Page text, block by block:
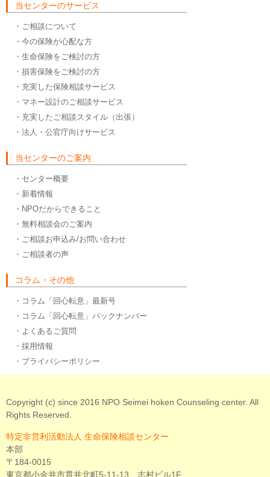
当センターのサービス
・ご相談について
・今の保険が心配な方
・生命保険をご検討の方
・損害保険をご検討の方
・充実した保険相談サービス
・マネー設計のご相談サービス
・充実したご相談スタイル（出張）
・法人・公官庁向けサービス
当センターのご案内
・センター概要
・新着情報
・NPOだからできること
・無料相談会のご案内
・ご相談お申込み/お問い合わせ
・ご相談者の声
コラム・その他
・コラム「回心転意」最新号
・コラム「回心転意」バックナンバー
・よくあるご質問
・採用情報
・プライバシーポリシー
Copyright (c) since 2016 NPO Seimei hoken Counseling center. All
Rights Reserved.
特定非営利活動法人 生命保険相談センター
本部
〒184-0015
東京都小金井市貫井北町5-11-13 志村ビル1F